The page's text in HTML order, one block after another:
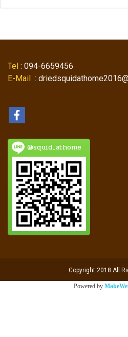
Tel : 094-6659456
E-Mail :
@squid_athome
Copyright 2018 All
Powered by